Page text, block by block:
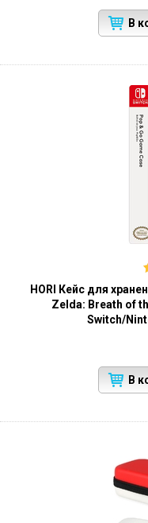
В
HORI Кейс для
Zelda: Breath of
Switch/
В